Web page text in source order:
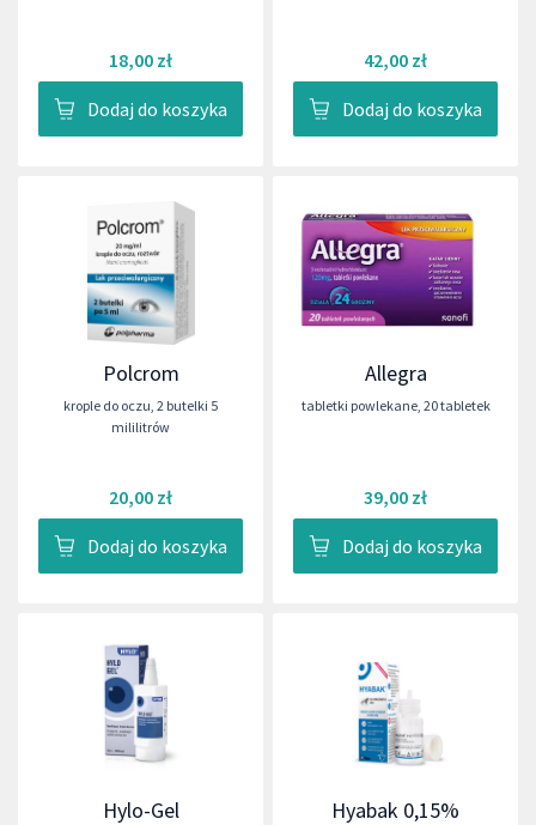
18,00 zł
Dodaj do koszyka
42,00 zł
Dodaj do koszyka
Polcrom
krople do oczu 2 butelki 5
mililitrów
20,00 zł
Dodaj do koszyka
Allegra
tabletki powlekane, 20 tabletek
39,00 zł
Dodaj do koszyka
Hylo-Gel Hyabak 0,15%